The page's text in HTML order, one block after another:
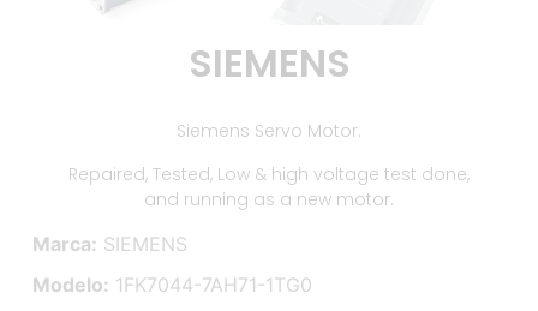
SIEMENS
Siemens Servo Motor.
Repaired, Tested, Low & high voltage test done,
and running as a new motor.
Marca: SIEMENS
Modelo: 1FK7044-7AH71-1TG0